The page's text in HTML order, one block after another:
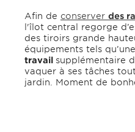
Afin de conserver des
l'îlot central regorge
des tiroirs grande
équipements tels
travail supplémentaire
vaquer à ses tâches
jardin. Moment de